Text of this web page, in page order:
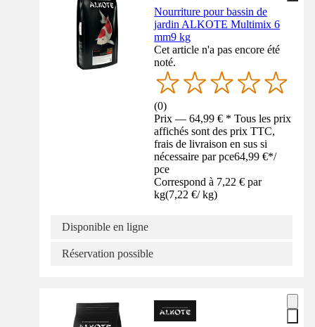
Nourriture pour bassin de
jardin ALKOTE Multimix 6
mm9 kg
Cet article n'a pas encore été
noté.
(0)
Prix — 64,99 € * Tous les prix
affichés sont des prix TTC,
frais de livraison en sus si
nécessaire par pce64,99 €*/
pce
Correspond à 7,22 € par
kg(7,22 €/ kg)
Disponible en ligne
Réservation possible